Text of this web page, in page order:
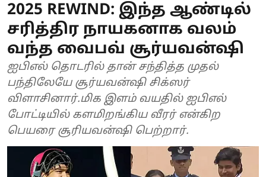
2025 REWIND: இந்த ஆண்டில்
சரித்திர நாயகனாக வலம்
வந்த வைபவ் சூர்யவன்ஷி
ஐபிஎல் தொடரில் தான் சந்தித்த முதல்
பந்திலேயே சூர்யவன்ஷி சிக்ஸர்
விளாசினார்.மிக இளம் வயதில் ஐபிஎல்
போட்டியில் களமிறங்கிய வீரர் என்கிற
பெயரை சூரியவன்ஷி பெற்றார்.